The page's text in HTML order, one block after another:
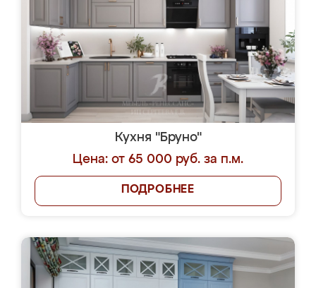
Кухня "Бруно"
Цена: от 65 000 руб. за п.м.
ПОДРОБНЕЕ